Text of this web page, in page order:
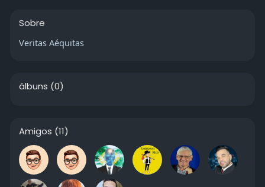
Sobre
Veritas Aéquitas
álbuns (0)
Amigos (11)